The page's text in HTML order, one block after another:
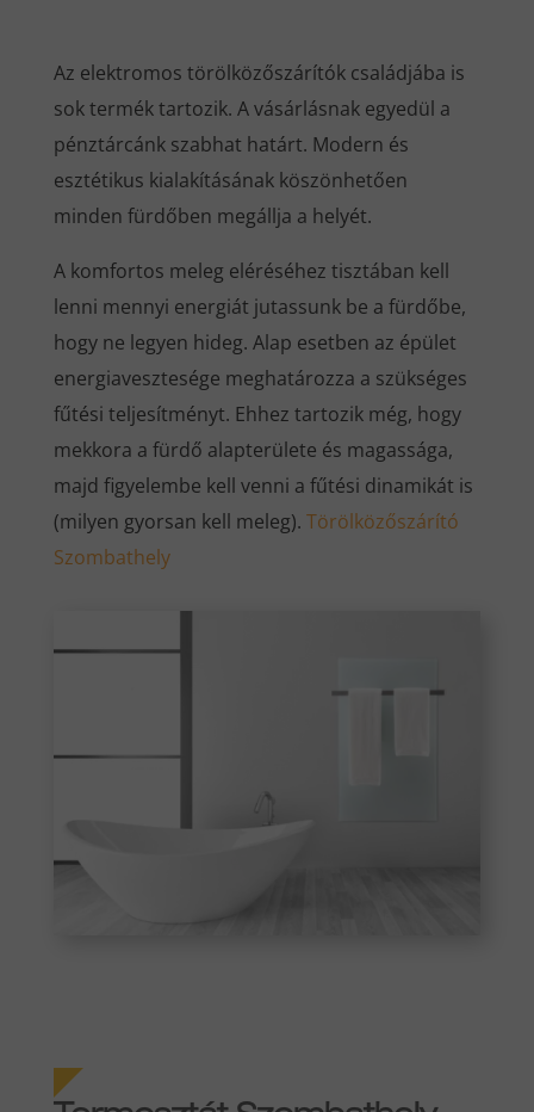
Az elektromos törölközőszárítók családjába is
sok termék tartozik. A vásárlásnak egyedül a
pénztárcánk szabhat határt. Modern és
esztétikus kialakításának köszönhetően
minden fürdőben megállja a helyét.
A komfortos meleg eléréséhez tisztában kell
lenni mennyi energiát jutassunk be a fürdőbe,
hogy ne legyen hideg. Alap esetben az épület
energiavesztesége meghatározza a szükséges
fűtési teljesítményt. Ehhez tartozik még, hogy
mekkora a fürdő alapterülete és magassága,
majd figyelembe kell venni a fűtési dinamikát is
(milyen gyorsan kell meleg). Törölközőszárító
Szombathely